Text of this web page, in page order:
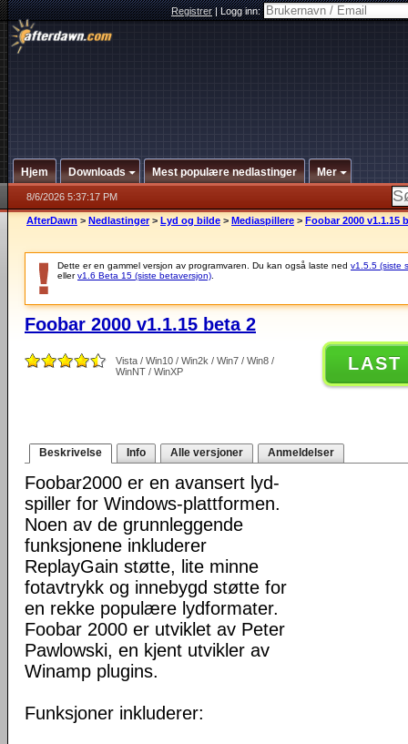
Registrer|Logg inn:
Hjem Downloads Mest populære nedlastinger Mer
8/6/2026 5:37:17 PM
AfterDawn > Nedlastinger > Lyd og bilde > Mediaspillere > Foobar 2000 v1.1.15
Dette er en gammel versjon av programvaren. Du kan også laste ned v1.5.5 (siste
ellerv1.6 Beta 15 (siste betaversjon)
Foobar 2000 v1.1.15 beta 2
Vista / Win10 / Win2k / Win7 / Win8 /
WinNT / WinXP
LAST
Beskrivelse Info Alle versjoner Anmeldelser
Foobar2000 er en avansert lyd-
spiller for Windows-plattformen.
Noen av de grunnleggende
funksjonene inkluderer
ReplayGain støtte, lite minne
fotavtrykk og innebygd støtte for
en rekke populære lydformater.
Foobar 2000 er utviklet av Peter
Pawlowski, en kjent utvikler av
Winamp plugins.
Funksjoner inkluderer: